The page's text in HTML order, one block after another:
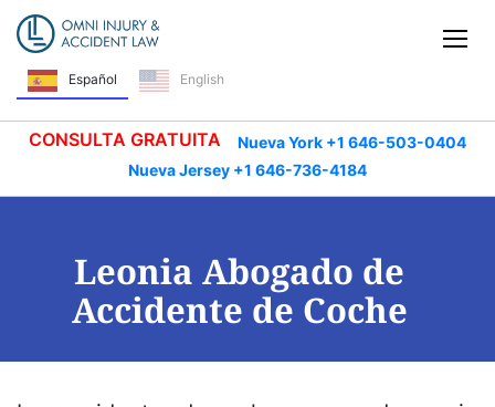
Saltar navegación
Español English
CONSULTA GRATUITA
Nueva York +1 646-503-0404
Nueva Jersey +1 646-736-4184
Leonia Abogado de
Accidente de Coche